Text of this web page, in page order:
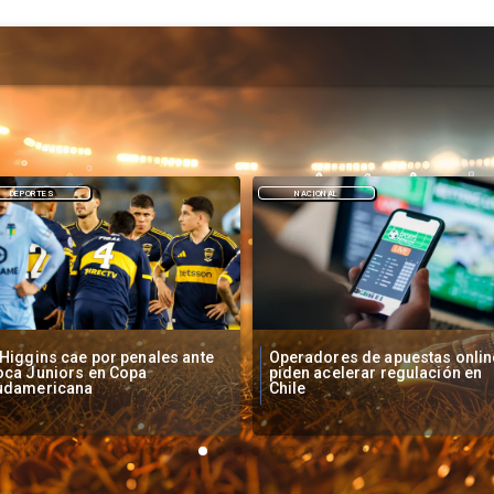
de apuestas online
acelerar regulación en
NACIONAL
Fallece Lucy López Cruz,
primera medallista chilena en
Juegos Panamericanos
DEPORTES